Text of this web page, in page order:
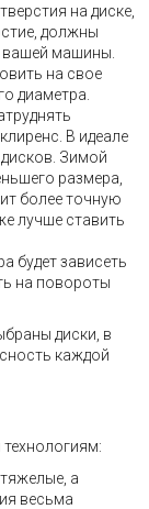
на диске,
должны
машины.
на свое
диаметра.
В идеале
Зимой
размера,
более точную
лучше ставить
будет зависеть
на повороты
диски, в
каждой
а
весьма